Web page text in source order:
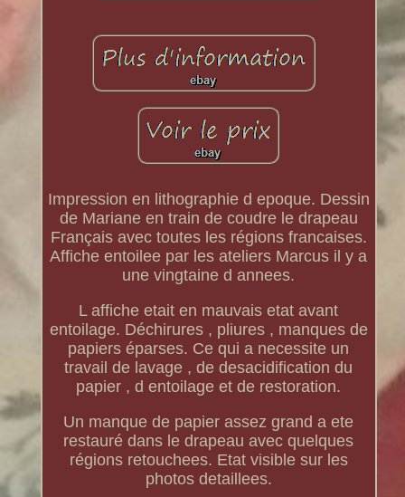
Impression en lithographie d epoque. Dessin
de Mariane en train de coudre le drapeau
Français avec toutes les régions francaises.
Affiche entoilee par les ateliers Marcus il y a
une vingtaine d annees.
L affiche etait en mauvais etat avant
entoilage. Déchirures , pliures , manques de
papiers éparses. Ce qui a necessite un
travail de lavage , de desacidification du
papier , d entoilage et de restoration.
Un manque de papier assez grand a ete
restauré dans le drapeau avec quelques
régions retouchees. Etat visible sur les
photos detaillees.